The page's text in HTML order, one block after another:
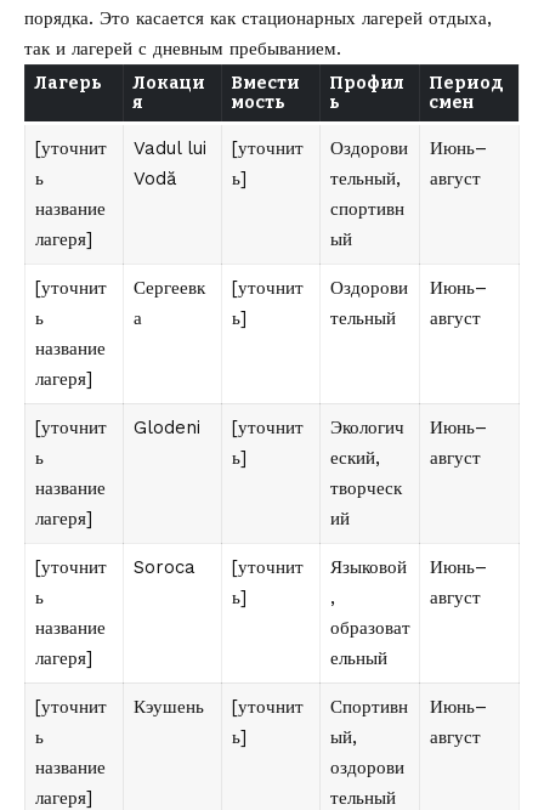
порядка. Это касается как стационарных лагерей отдыха,
так и лагерей с дневным пребыванием.
Лагерь
Локаци
я
Вмести
мость
Профил
ь
Период
смен
[уточнит
ь
название
лагеря]
Vadul lui
Vodă
[уточнит
ь]
Оздорови
тельный,
спортивн
ый
Июнь–
август
[уточнит
ь
название
лагеря]
Сергеевк
а
[уточнит
ь]
Оздорови
тельный
Июнь–
август
[уточнит
ь
название
лагеря]
Glodeni
[уточнит
ь]
Экологич
еский,
творческ
ий
Июнь–
август
[уточнит
ь
название
лагеря]
Soroca
[уточнит
ь]
Языковой
,
образоват
ельный
Июнь–
август
[уточнит
ь
название
лагеря]
Кэушень
[уточнит
ь]
Спортивн
ый,
оздорови
тельный
Июнь–
август